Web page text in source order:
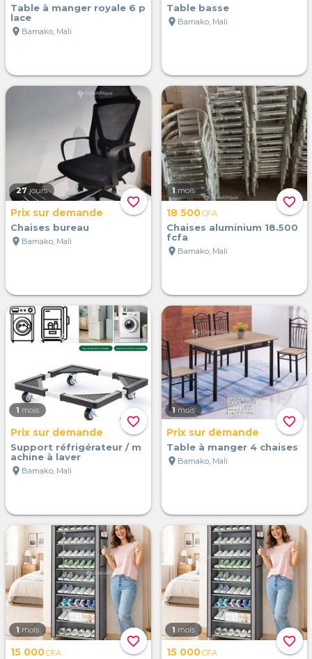
Table à manger royale 6 p
lace
location_on Bamako, Mali
Table basse
location_on Bamako, Mali
favorite_border
27 jours
Prix sur demande
Chaises bureau
location_on Bamako, Mali
favorite_border
1 mois
18 500CFA
Chaises aluminium 18.500
fcfa
location_on Bamako, Mali
favorite_border
1 mois
Prix sur demande
Support réfrigérateur / m
achine à laver
location_on Bamako, Mali
favorite_border
1 mois
Prix sur demande
Table à manger 4 chaises
location_on Bamako, Mali
favorite_border
1 mois
15 000CFA
favorite_border
1 mois
15 000CFA